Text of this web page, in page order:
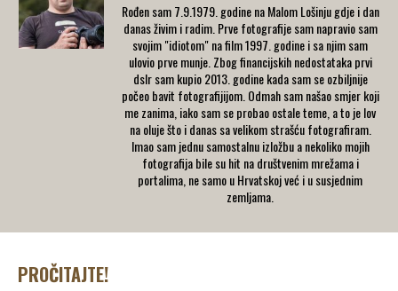
Rođen sam 7.9.1979. godine na Malom Lošinju gdje i dan
danas živim i radim. Prve fotografije sam napravio sam
svojim "idiotom" na film 1997. godine i sa njim sam
ulovio prve munje. Zbog financijskih nedostataka prvi
dslr sam kupio 2013. godine kada sam se ozbiljnije
počeo bavit fotografijijom. Odmah sam našao smjer koji
me zanima, iako sam se probao ostale teme, a to je lov
na oluje što i danas sa velikom strašću fotografiram.
Imao sam jednu samostalnu izložbu a nekoliko mojih
fotografija bile su hit na društvenim mrežama i
portalima, ne samo u Hrvatskoj već i u susjednim
zemljama.
PROČITAJTE!